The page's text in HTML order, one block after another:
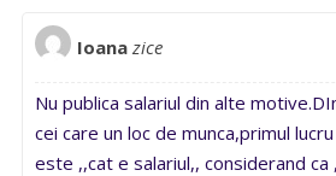
Ioana zice
Nu publica salariul din alte
cei care un loc de munca,primul
este ,,cat e salariul,, considerand ca